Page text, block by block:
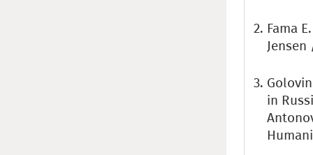
Fama
in